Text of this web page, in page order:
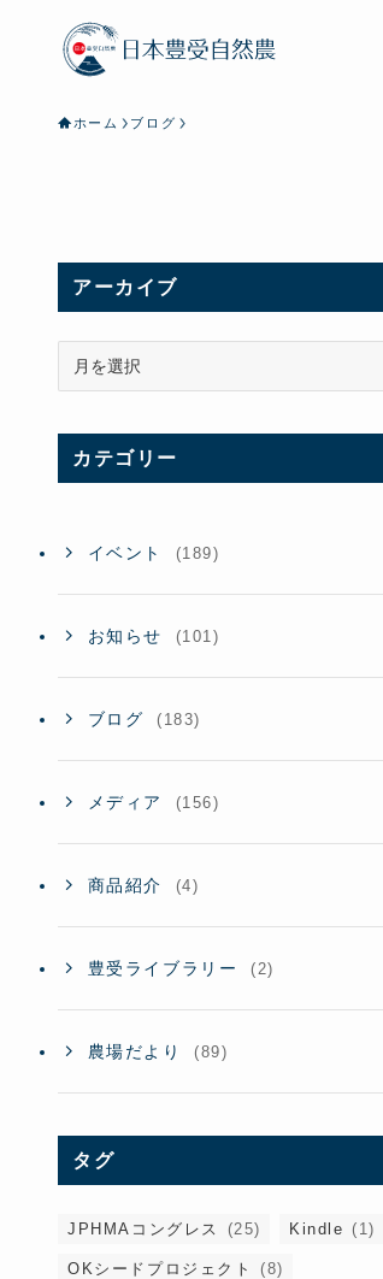
ホーム ブログ
アーカイブ
ー
イ
ブカテゴリー
イベント (189)
お知らせ (101)
ブログ (183)
メディア (156)
商品紹介 (4)
豊受ライブラリー (2)
農場だより (89)
タグ
JPHMAコングレス (25) Kindle (1)
OKシードプロジェクト (8)